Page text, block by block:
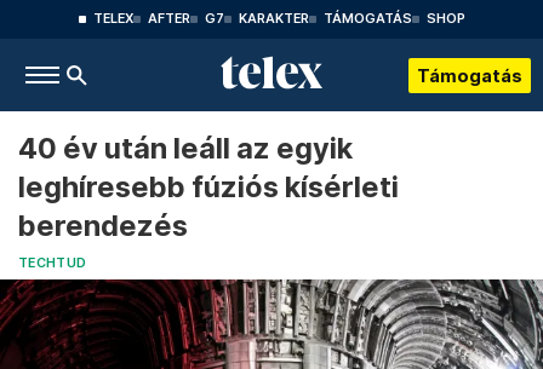
TELEX AFTER G7 KARAKTER TÁMOGATÁS SHOP
Támogatás
40 év után leáll az egyik
leghíresebb fúziós kísérleti
berendezés
TECHTUD